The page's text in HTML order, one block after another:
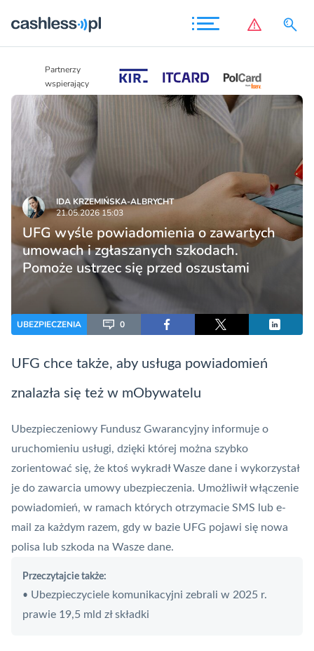
Partnerzy
wspierający
IDA KRZEMIŃSKA-ALBRYCHT
21.05.2026 15:03
UFG wyśle powiadomienia o zawartych
umowach i zgłaszanych szkodach.
Pomoże ustrzec się przed oszustami
UBEZPIECZENIA 0
UFG chce także, aby usługa powiadomień
znalazła się też w mObywatelu
Ubezpieczeniowy Fundusz Gwarancyjny informuje o
uruchomieniu usługi, dzięki której można szybko
zorientować się, że ktoś wykradł Wasze dane i wykorzystał
je do zawarcia umowy ubezpieczenia. Umożliwił włączenie
powiadomień, w ramach których otrzymacie SMS lub e-
mail za każdym razem, gdy w bazie UFG pojawi się nowa
polisa lub szkoda na Wasze dane.
Przeczytajcie także:
• Ubezpieczyciele komunikacyjni zebrali w 2025 r.
prawie 19,5 mld zł składki